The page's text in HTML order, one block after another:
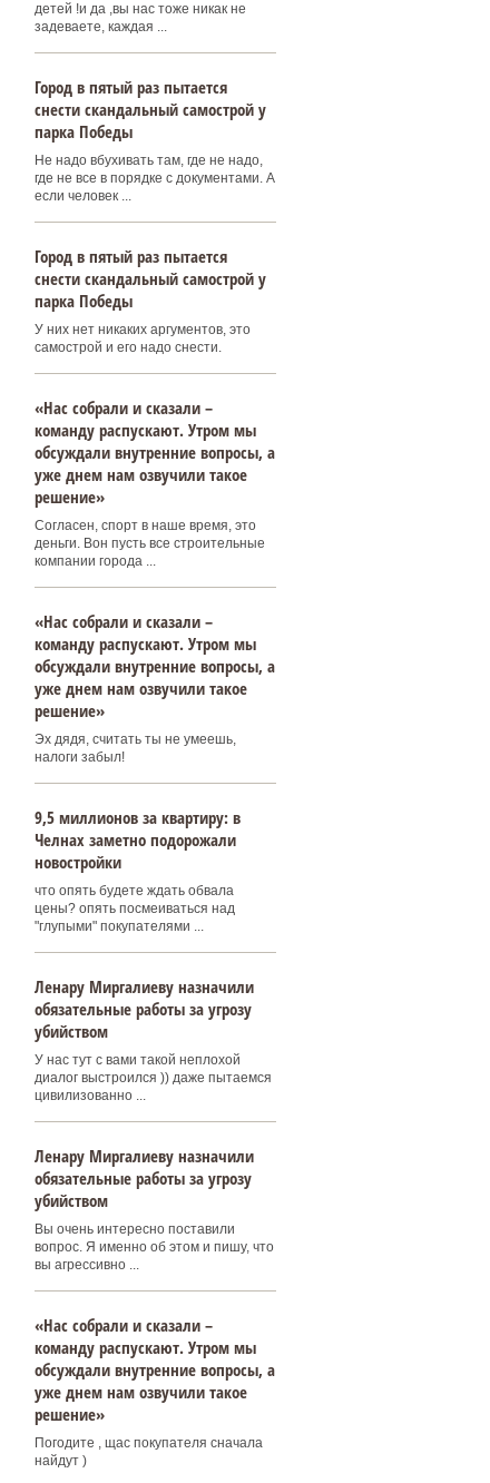
детей !и да ,вы нас тоже никак не
задеваете, каждая ...
Город в пятый раз пытается
снести скандальный самострой у
парка Победы
Не надо вбухивать там, где не надо,
где не все в порядке с документами. А
если человек ...
Город в пятый раз пытается
снести скандальный самострой у
парка Победы
У них нет никаких аргументов, это
самострой и его надо снести.
«Нас собрали и сказали –
команду распускают. Утром мы
обсуждали внутренние вопросы, а
уже днем нам озвучили такое
решение»
Согласен, спорт в наше время, это
деньги. Вон пусть все строительные
компании города ...
«Нас собрали и сказали –
команду распускают. Утром мы
обсуждали внутренние вопросы, а
уже днем нам озвучили такое
решение»
Эх дядя, считать ты не умеешь,
налоги забыл!
9,5 миллионов за квартиру: в
Челнах заметно подорожали
новостройки
что опять будете ждать обвала
цены? опять посмеиваться над
"глупыми" покупателями ...
Ленару Миргалиеву назначили
обязательные работы за угрозу
убийством
У нас тут с вами такой неплохой
диалог выстроился )) даже пытаемся
цивилизованно ...
Ленару Миргалиеву назначили
обязательные работы за угрозу
убийством
Вы очень интересно поставили
вопрос. Я именно об этом и пишу, что
вы агрессивно ...
«Нас собрали и сказали –
команду распускают. Утром мы
обсуждали внутренние вопросы, а
уже днем нам озвучили такое
решение»
Погодите , щас покупателя сначала
найдут )